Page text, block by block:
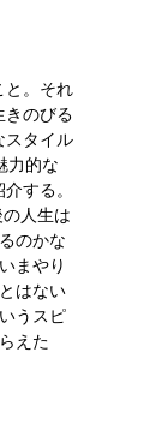
と。それ
きのびる
スタイル
力的な
する。
人生は
のかな
まやり
はない
うスピ
えた